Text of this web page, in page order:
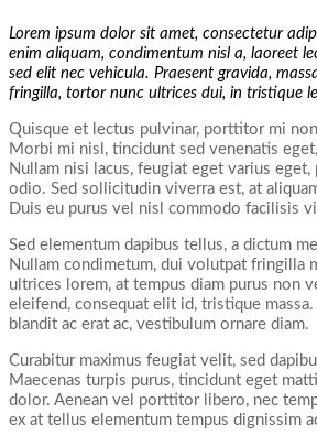
Lorem ipsum dolor sit amet, consectetur
enim aliquam, condimentum nisl a, laoreet
sed elit nec vehicula. Praesent gravida,
fringilla, tortor nunc ultrices dui, in tristique
Quisque et lectus pulvinar, porttitor mi
Morbi mi nisl, tincidunt sed venenatis
Nullam nisi lacus, feugiat eget varius
odio. Sed sollicitudin viverra est, at
Duis eu purus vel nisl commodo facilisis
Sed elementum dapibus tellus, a dictum
Nullam condimetum, dui volutpat fringilla
ultrices lorem, at tempus diam purus non
eleifend, consequat elit id, tristique
blandit ac erat ac, vestibulum ornare diam.
Curabitur maximus feugiat velit, sed
Maecenas turpis purus, tincidunt eget
dolor. Aenean vel porttitor libero, nec
ex at tellus elementum tempus dignissim